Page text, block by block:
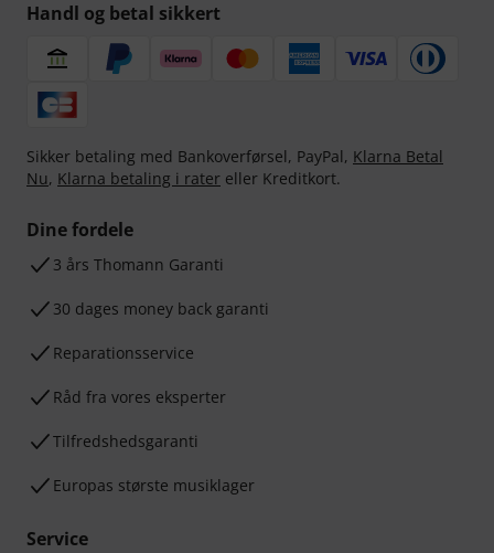
Handl og betal sikkert
Sikker betaling med Bankoverførsel, PayPal, Klarna Betal
Nu, Klarna betaling i rater eller Kreditkort.
Dine fordele
3 års Thomann Garanti
30 dages money back garanti
Reparationsservice
Råd fra vores eksperter
Tilfredshedsgaranti
Europas største musiklager
Service